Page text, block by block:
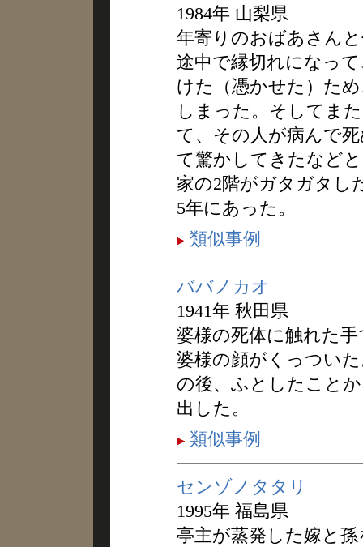
1984年 山梨県
年寄りのおばあさん
途中で縁切れになっ
けた（憑かせた）た
しまった。そしてま
て、その人が病んで
て驚かしてきたなど
家の2階がガタガタし
5年にあった。
類似事例
ババノカオ
1941年 秋田県
婆様の死体に触れた
婆様の顔がくっつい
の後、ふとしたこと
出した。
類似事例
センゾノタタリ
1995年 福島県
亭主が蒸発した嫁と